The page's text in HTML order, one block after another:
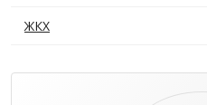
ЖКХ